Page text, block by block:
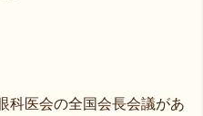
科医会の全国会長会議があ